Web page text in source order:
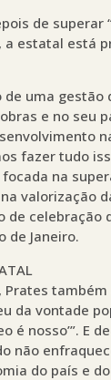
de superar
a estatal está
de uma
e no seu
fazer tudo
na
valorização
de celebração
de Janeiro.
Prates
da vontade
é nosso’”. E
não
do país e